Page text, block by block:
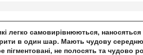
легко самовирівнюються,
в один шар. Мають чудову
не полосять та чудово